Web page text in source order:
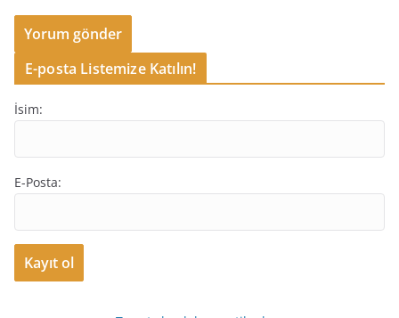
E-posta Listemize Katılın!
İsim:
E-Posta: